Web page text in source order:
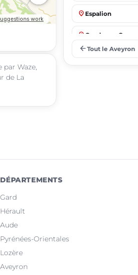
Waze,
de La
place Espalion
place Capdenac-Gare
arrow_back Tout le Aveyron
DÉPARTEMENTS
Gard
Hérault
Aude
Pyrénées-Orientales
Lozère
Aveyron